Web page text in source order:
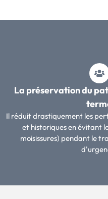
La préservation du
Il réduit drastiquement les
et historiques en évitant
moisissures) pendant le